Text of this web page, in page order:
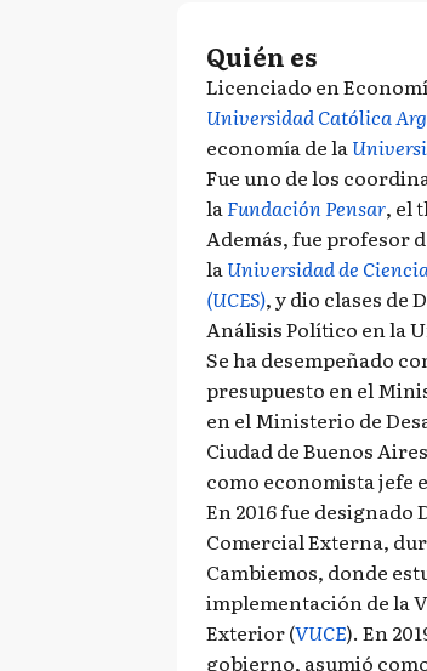
Quién es
Licenciado en
Universidad Católica
economía de la
Fue uno de los
laFundación Pensar, el
Además, fue profesor
laUniversidad de
(UCES), y dio clases de
Análisis Político en la
Se ha desempeñado
presupuesto en el
en el Ministerio de
Ciudad de Buenos
como economista jefe
En 2016 fue
Comercial Externa,
Cambiemos, donde
implementación de la
Exterior (VUCE). En
gobierno, asumió